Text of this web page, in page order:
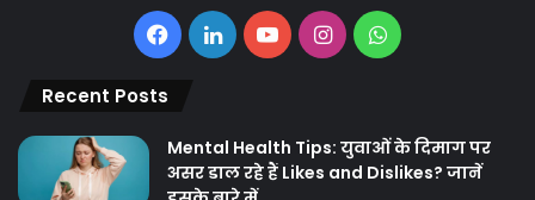
Facebook
LinkedInYouTubeInstagramWhatsApp
Recent Posts
Mental Health Tips: युवाओं के दिमाग पर
असर डाल रहे हैं Likes and Dislikes? जानें